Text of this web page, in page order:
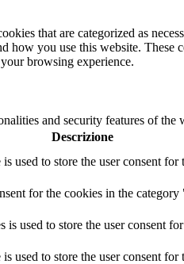
that are categorized as
how you use this website.
browsing experience.
and security features of the
Descrizione
used to store the user consent
for the cookies in the
used to store the user consent
to store the user consent for